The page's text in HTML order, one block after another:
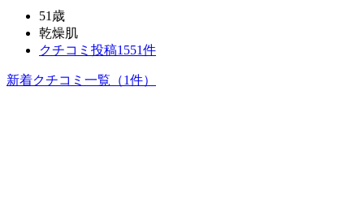
51歳
乾燥肌
クチコミ投稿1551件
新着クチコミ一覧 （1件）